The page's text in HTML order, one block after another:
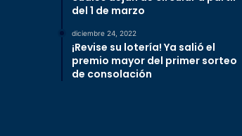
del 1 de marzo
diciembre 24, 2022
¡Revise su lotería! Ya salió el
premio mayor del primer sorteo
de consolación